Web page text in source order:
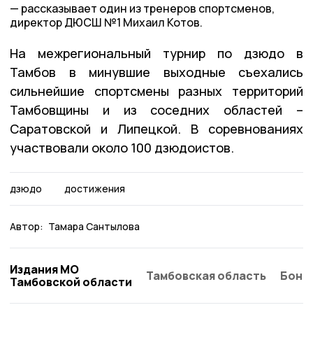
рассказывает один из тренеров спортсменов,
директор ДЮСШ №1 Михаил Котов.
На межрегиональный турнир по дзюдо в
Тамбов в минувшие выходные съехались
сильнейшие спортсмены разных территорий
Тамбовщины и из соседних областей –
Саратовской и Липецкой. В соревнованиях
участвовали около 100 дзюдоистов.
дзюдо достижения
Автор: Тамара Сантылова
Издания МО
Тамбовской области
Тамбовская область